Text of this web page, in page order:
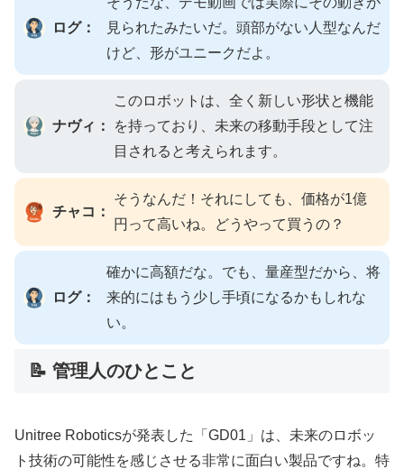
ログ：
見られたみたいだ。頭部がない人型なんだ
けど、形がユニークだよ。
ナヴィ：
このロボットは、全く新しい形状と機能
を持っており、未来の移動手段として注
目されると考えられます。
チャコ：
そうなんだ！それにしても、価格が1億
円って高いね。どうやって買うの？
ログ：
確かに高額だな。でも、量産型だから、将
来的にはもう少し手頃になるかもしれな
い。
📝 管理人のひとこと
Unitree Roboticsが発表した「GD01」は、未来のロボッ
ト技術の可能性を感じさせる非常に面白い製品ですね。特